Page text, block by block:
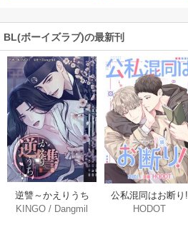
ア限定描き下ろし
BL(ボーイズラブ)の最新刊
逆讐～かえりうち
～【タテヨミ】 36
KINGO / Dangmil
公私混同はお断り!
【タテヨミ】 67巻
HODOT